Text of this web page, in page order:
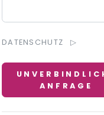
DATENSCHUTZ
ANFRAGE